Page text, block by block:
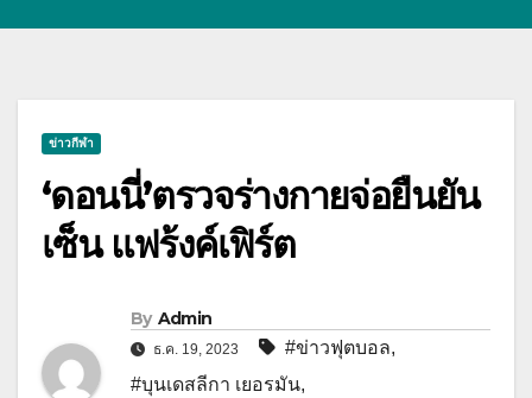
ข่าวกีฬา
‘ดอนนี่’ตรวจร่างกายจ่อยืนยัน
เซ็น แฟร้งค์เฟิร์ต
By Admin
ธ.ค. 19, 2023 #ข่าวฟุตบอล,
#บุนเดสลีกา เยอรมัน,